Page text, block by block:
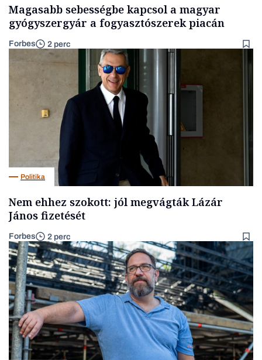
Magasabb sebességbe kapcsol a magyar
gyógyszergyár a fogyasztószerek piacán
Forbes 2 perc
Politika
Nem ehhez szokott: jól megvágták Lázár
János fizetését
Forbes 2 perc